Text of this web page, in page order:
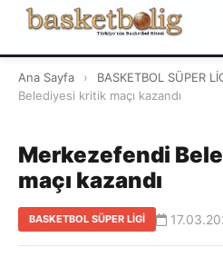
Ana Sayfa › BASKETBOL SÜPER
Belediyesi kritik maçı kazandı
Merkezefendi
maçı kazandı
BASKETBOL SÜPER LİGİ